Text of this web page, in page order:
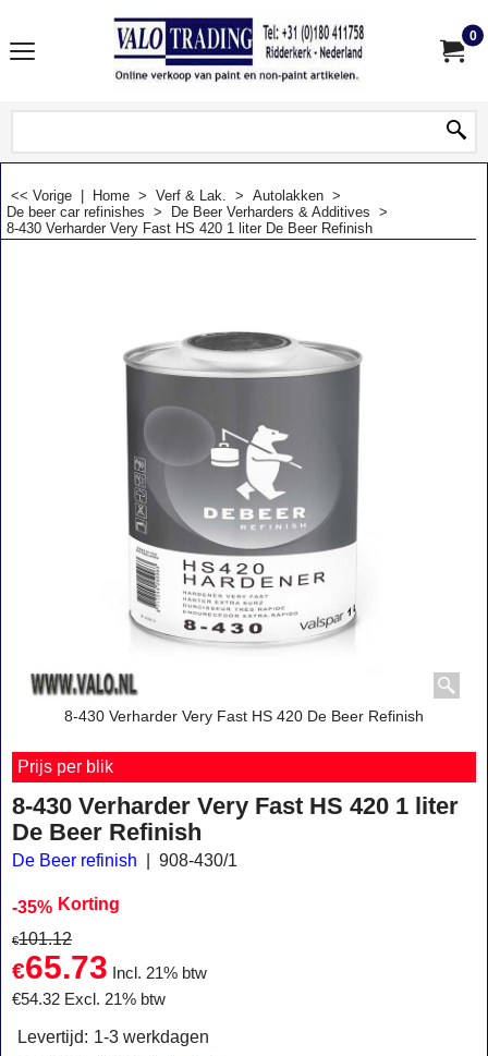
0
<< Vorige Home > Verf & Lak. > Autolakken >
De beer car refinishes > De Beer Verharders & Additives >
8-430 Verharder Very Fast HS 420 1 liter De Beer Refinish
8-430 Verharder Very Fast HS 420 De Beer Refinish
Prijs per blik
8-430 Verharder Very Fast HS 420 1 liter
De Beer Refinish
De Beer refinish 908-430/1
-35% Korting
€101.12
€65.73
Incl. 21% btw
€54.32 Excl. 21% btw
Levertijd: 1-3 werkdagen